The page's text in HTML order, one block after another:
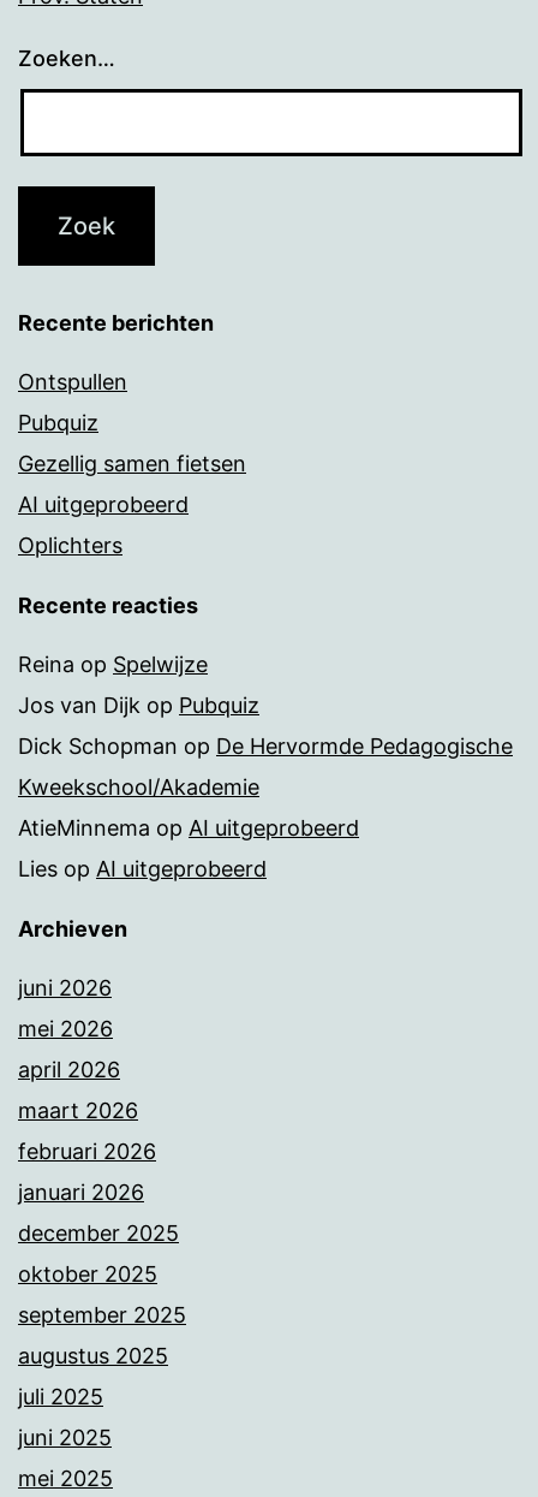
Zoeken…
Recente berichten
Ontspullen
Pubquiz
Gezellig samen fietsen
AI uitgeprobeerd
Oplichters
Recente reacties
Reina op Spelwijze
Jos van Dijk op Pubquiz
Dick Schopman op De Hervormde Pedagogische
Kweekschool/Akademie
AtieMinnema op AI uitgeprobeerd
Lies op AI uitgeprobeerd
Archieven
juni 2026
mei 2026
april 2026
maart 2026
februari 2026
januari 2026
december 2025
oktober 2025
september 2025
augustus 2025
juli 2025
juni 2025
mei 2025